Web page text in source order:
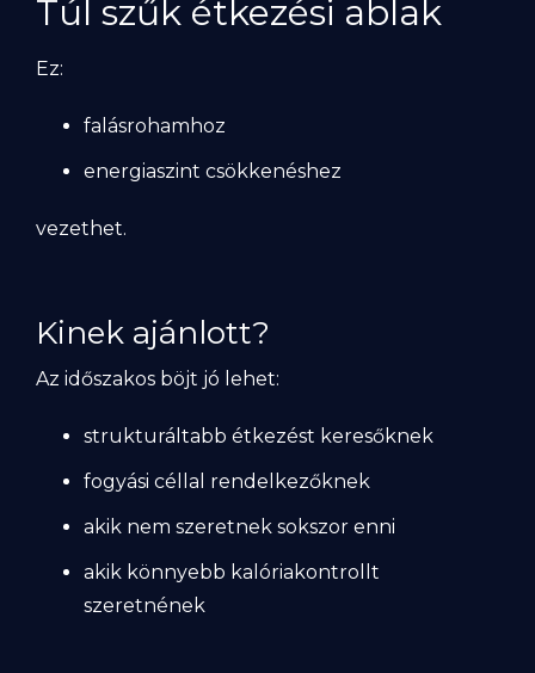
Túl szűk étkezési ablak
Ez:
falásrohamhoz
energiaszint csökkenéshez
vezethet.
Kinek ajánlott?
Az időszakos böjt jó lehet:
strukturáltabb étkezést keresőknek
fogyási céllal rendelkezőknek
akik nem szeretnek sokszor enni
akik könnyebb kalóriakontrollt
szeretnének